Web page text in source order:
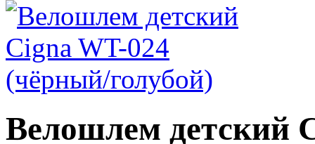
Велошлем детский